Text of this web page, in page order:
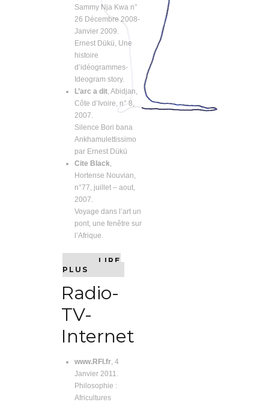
Sammy Nja Kwa n°
26 Décembre 2008-
Janvier 2009.
Ernest Dükü, Une
histoire
d’idéogrammes-
Ideogram story.
L’arc a dit, Abidjan,
Côte d’Ivoire, n° 8,
2007.
Silence Bori bana
Ankhamulettissimo
par Ernest Dükü
Cite Black,
Hortense Nouvian,
n°77, juillet – aout,
2007.
Voyage dans l’art un
pont, une fenêtre sur
l’Afrique.
LIRE
PLUS
Radio-
TV-
Internet
www.RFI.fr, 4
Janvier 2011.
Philosophie :
Africultures